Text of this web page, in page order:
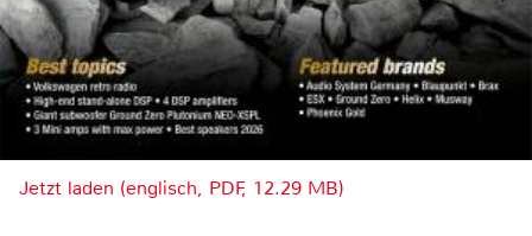
Jetzt laden (englisch, PDF, 12.29 MB)